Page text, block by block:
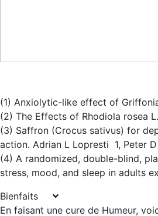
(1) Anxiolytic-like effect of
(2) The Effects of Rhodiola rosea
(3) Saffron (Crocus sativus) for
action. Adrian L Lopresti 1, Peter
(4) A randomized, double-blind,
stress, mood, and sleep in adults
Bienfaits
En faisant une cure de Humeur,